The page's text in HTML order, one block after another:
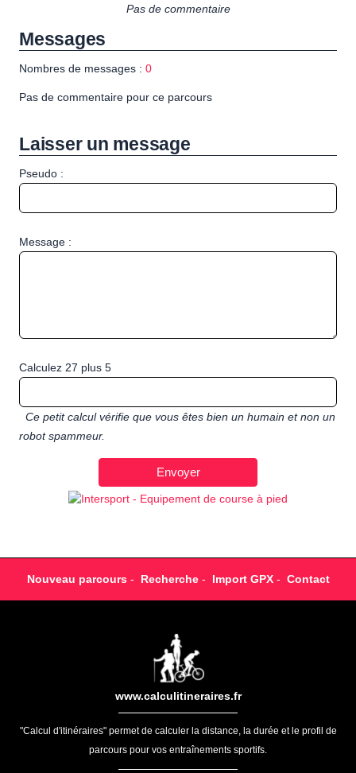
Pas de commentaire
Messages
Nombres de messages : 0
Pas de commentaire pour ce parcours
Laisser un message
Pseudo :
Message :
Calculez 27 plus 5
Ce petit calcul vérifie que vous êtes bien un humain et non un
robot spammeur.
Nouveau parcours- Recherche- Import GPX- Contact
www.calculitineraires.fr
"Calcul d'itinéraires" permet de calculer la distance, la durée et le profil de
parcours pour vos entraînements sportifs.